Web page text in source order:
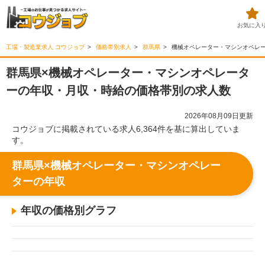
お気に入
工場・製造業求人 コウジョブ 価格帯別求人 群馬県 機械オペレーター・マシンオペレ
群馬県×機械オペレーター・マシンオペレータ
ーの年収・月収・時給の価格帯別の求人数
2026年08月09日更新
コウジョブに掲載されている求人6,364件を基に算出していま
す。
群馬県×機械オペレーター・マシンオペレー
ターの年収
年収の価格別グラフ